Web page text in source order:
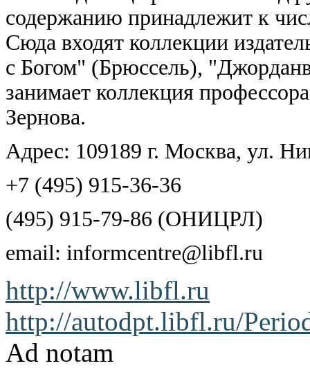
содержанию принадлежит к
Сюда входят коллекции
с Богом" (Брюссель),
занимает коллекция
Зернова.
Адрес: 109189 г. Москва, ул.
+7 (495) 915-36-36
(495) 915-79-86 (ОНИЦРЛ)
email: informcentre@libfl.ru
http://www.libfl.ru
http://autodpt.libfl.ru/
Ad notam